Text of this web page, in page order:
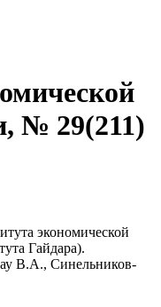
№ 29(211)
экономической
Гайдара).
В.А., Синельников-